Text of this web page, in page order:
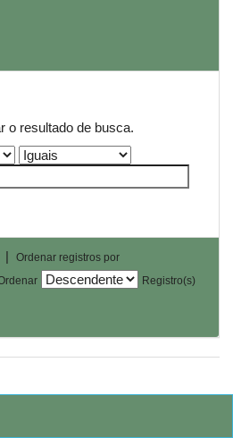
o resultado de busca.
|
Ordenar registros por
Registro(s)